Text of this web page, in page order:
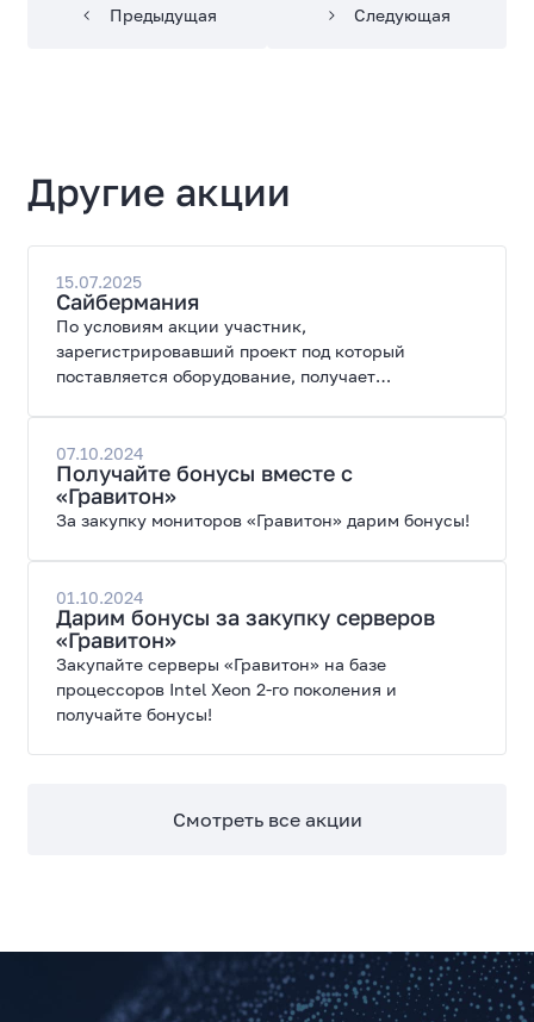
Предыдущая Следующая
Другие акции
15.07.2025
Сайбермания
По условиям акции участник,
зарегистрировавший проект под который
поставляется оборудование, получает
07.10.2024
Получайте бонусы вместе с
«Гравитон»
За закупку мониторов «Гравитон» дарим бонусы!
01.10.2024
Дарим бонусы за закупку серверов
«Гравитон»
Закупайте серверы «Гравитон» на базе
процессоров Intel Xeon 2-го поколения и
получайте бонусы!
Смотреть все акции